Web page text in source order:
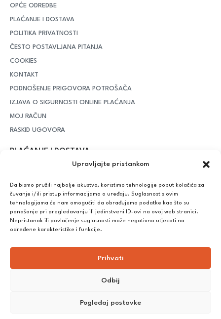
Upravljajte pristankom
Da bismo pružili najbolje iskustvo, koristimo tehnologije poput kolačića za
čuvanje i/ili pristup informacijama o uređaju. Suglasnost s ovim
tehnologijama će nam omogućiti da obrađujemo podatke kao što su
ponašanje pri pregledavanju ili jedinstveni ID-ovi na ovoj web stranici.
Nepristanak ili povlačenje suglasnosti može negativno utjecati na
određene karakteristike i funkcije.
Prihvati
Odbij
Pogledaj postavke
OPĆE ODREDBE
PLAĆANJE I DOSTAVA
POLITIKA PRIVATNOSTI
ČESTO POSTAVLJANA PITANJA
COOKIES
KONTAKT
PODNOŠENJE PRIGOVORA POTROŠAČA
IZJAVA O SIGURNOSTI ONLINE PLAĆANJA
MOJ RAČUN
RASKID UGOVORA
PLAĆANJE I DOSTAVA
– iznad potrošenih 55 eura dostava je
Plaćanje:
Bankovna transakcija, plaćanje prilikom preuzimanja, CorvusPay